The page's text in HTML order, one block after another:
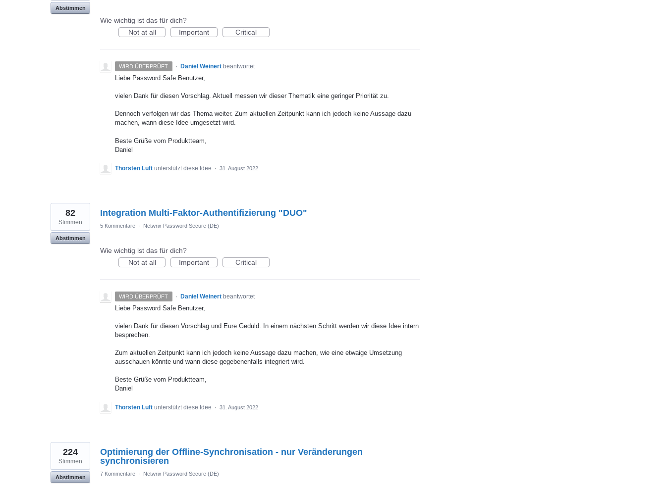
Abstimmen
Wie wichtig ist das für dich?
Not at all
Important Critical
WIRD ÜBERPRÜFT · Daniel Weinert beantwortet
Liebe Password Safe Benutzer,
vielen Dank für diesen Vorschlag. Aktuell messen wir dieser Thematik eine geringer Priorität zu.
Dennoch verfolgen wir das Thema weiter. Zum aktuellen Zeitpunkt kann ich jedoch keine Aussage dazu
machen, wann diese Idee umgesetzt wird.
Beste Grüße vom Produktteam,
Daniel
Thorsten Luft unterstützt diese Idee · 31. August 2022
Integration Multi-Faktor-Authentifizierung "DUO"
82
Stimmen
Abstimmen
5 Kommentare · Netwrix Password Secure (DE)
Wie wichtig ist das für dich?
Not at all
Important Critical
WIRD ÜBERPRÜFT · Daniel Weinert beantwortet
Liebe Password Safe Benutzer,
vielen Dank für diesen Vorschlag und Eure Geduld. In einem nächsten Schritt werden wir diese Idee intern
besprechen.
Zum aktuellen Zeitpunkt kann ich jedoch keine Aussage dazu machen, wie eine etwaige Umsetzung
ausschauen könnte und wann diese gegebenenfalls integriert wird.
Beste Grüße vom Produktteam,
Daniel
Thorsten Luft unterstützt diese Idee · 31. August 2022
Optimierung der Offline-Synchronisation - nur Veränderungen
synchronisieren
224
Stimmen
Abstimmen
7 Kommentare · Netwrix Password Secure (DE)